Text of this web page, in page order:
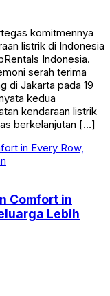
komitmennya
listrik di Indonesia
Indonesia.
serah terima
di Jakarta pada 19
kedua
kendaraan listrik
berkelanjutan […]
Comfort in
Lebih